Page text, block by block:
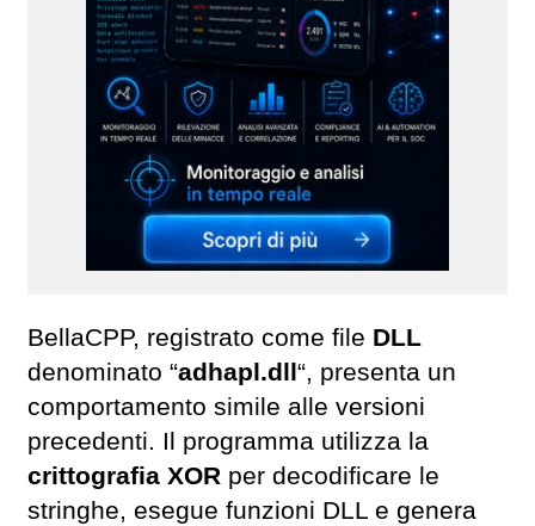
BellaCPP, registrato come file DLL
denominato “adhapl.dll“, presenta un
comportamento simile alle versioni
precedenti. Il programma utilizza la
crittografia XOR per decodificare le
stringhe, esegue funzioni DLL e genera